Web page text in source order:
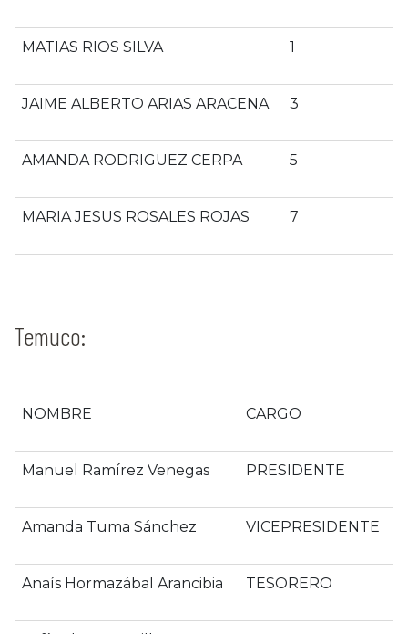
MATIAS RIOS SILVA 1
JAIME ALBERTO ARIAS ARACENA 3
AMANDA RODRIGUEZ CERPA 5
MARIA JESUS ROSALES ROJAS 7
Temuco:
NOMBRE CARGO
Manuel Ramírez Venegas PRESIDENTE
Amanda Tuma Sánchez VICEPRESIDENTE
Anaís Hormazábal Arancibia TESORERO